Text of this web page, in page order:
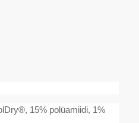
15% polüamiidi, 1%